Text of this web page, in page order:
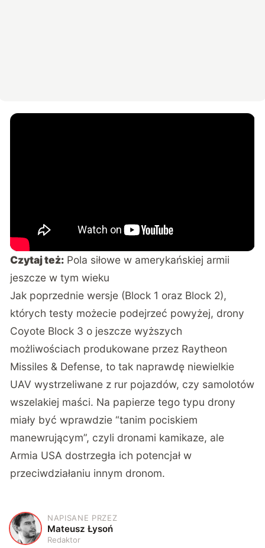
Czytaj też: Pola siłowe w amerykańskiej armii
jeszcze w tym wieku
Jak poprzednie wersje (Block 1 oraz Block 2),
których testy możecie podejrzeć powyżej, drony
Coyote Block 3 o jeszcze wyższych
możliwościach produkowane przez Raytheon
Missiles & Defense, to tak naprawdę niewielkie
UAV wystrzeliwane z rur pojazdów, czy samolotów
wszelakiej maści. Na papierze tego typu drony
miały być wprawdzie “tanim pociskiem
manewrującym”, czyli dronami kamikaze, ale
Armia USA dostrzegła ich potencjał w
przeciwdziałaniu innym dronom.
M
NAPISANE PRZEZ
Mateusz Łysoń
Redaktor